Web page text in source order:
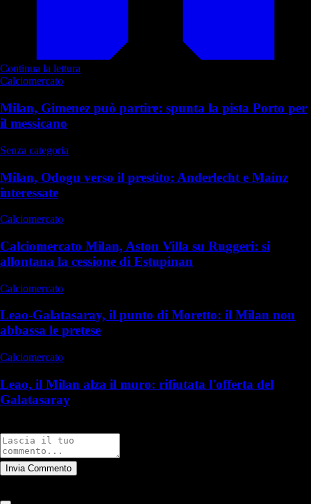
Continua la lettura
Calciomercato
Milan, Gimenez può partire: spunta la pista Porto per
il messicano
Senza categoria
Milan, Odogu verso il prestito: Anderlecht e Mainz
interessate
Calciomercato
Calciomercato Milan, Aston Villa su Ruggeri: si
allontana la cessione di Estupinan
Calciomercato
Leao-Galatasaray, il punto di Moretto: il Milan non
abbassa le pretese
Calciomercato
Leao, il Milan alza il muro: rifiutata l'offerta del
Galatasaray
Invia Commento